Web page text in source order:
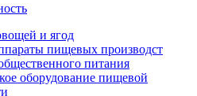
и ягод
пищевых производст
питания
оборудование пищевой